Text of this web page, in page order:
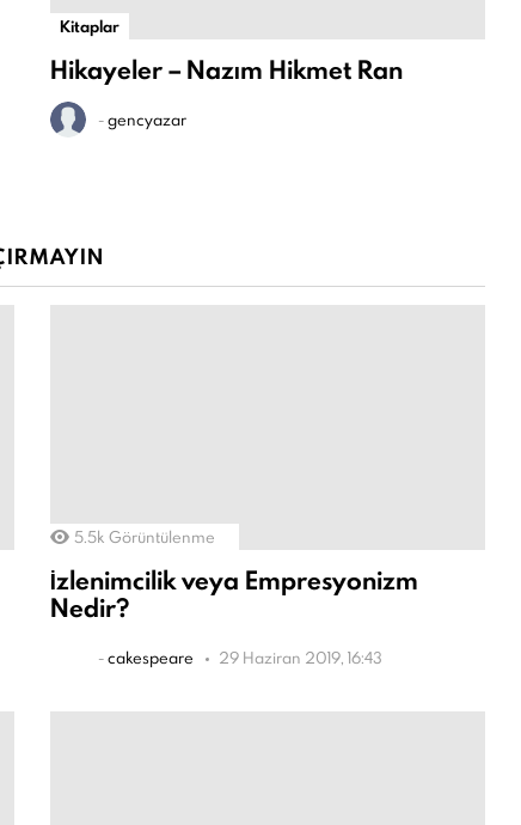
Kitaplar
Hikayeler – Nazım Hikmet Ran
-gencyazar
5.5k Görüntülenme
İzlenimcilik veya Empresyonizm
Nedir?
-cakespeare 29 Haziran 2019, 16:43